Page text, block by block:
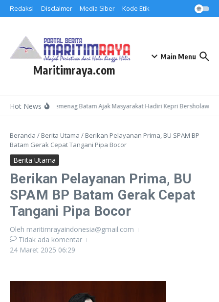
Lewati ke konten
Redaksi Disclaimer Media Siber Kode Etik
Maritimraya.com
Main Menu
Hot NewsKepala Kemenag Batam Ajak Masyarakat Hadiri Kepri Bersholawat 3
Beranda / Berita Utama / Berikan Pelayanan Prima, BU SPAM BP
Batam Gerak Cepat Tangani Pipa Bocor
Berita Utama
Berikan Pelayanan Prima, BU
SPAM BP Batam Gerak Cepat
Tangani Pipa Bocor
Oleh maritimrayaindonesia@gmail.com
Tidak ada komentar
24 Maret 2025 06:29